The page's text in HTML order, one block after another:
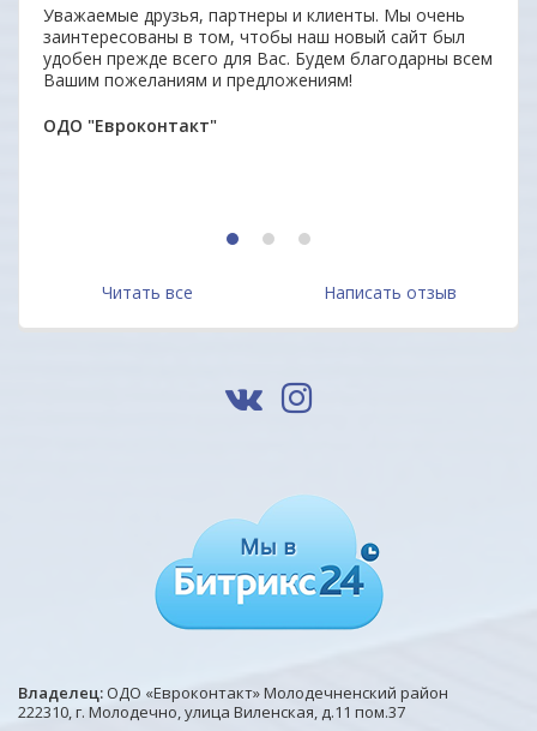
Уважаемые друзья, партнеры и клиенты. Мы очень
заинтересованы в том, чтобы наш новый сайт был
удобен прежде всего для Вас. Будем благодарны всем
Вашим пожеланиям и предложениям!
ОДО "Евроконтакт"
1 2 3
Читать все Написать отзыв
Владелец: ОДО «Евроконтакт» Молодечненский район
222310, г. Молодечно, улица Виленская, д.11 пом.37